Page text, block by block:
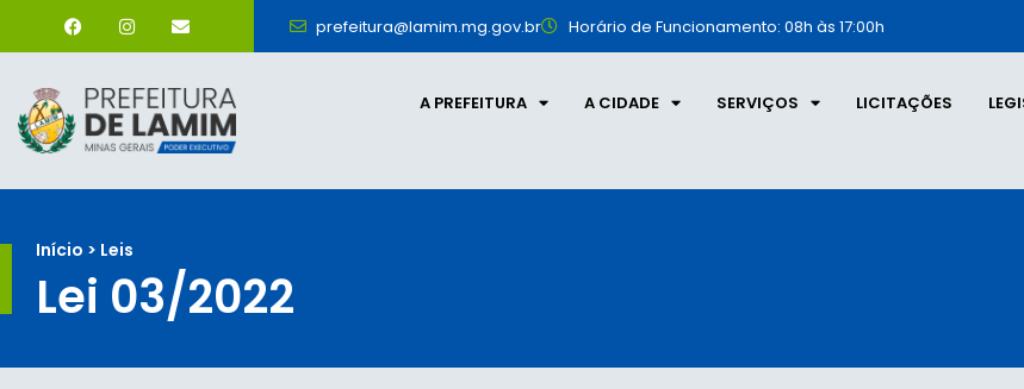
prefeitura@lamim.mg.gov.br Horário de Funcionamento: 08h às 17:00h
A PREFEITURA A CIDADE SERVIÇOS LICITAÇÕES
Início > Leis
Lei 03/2022